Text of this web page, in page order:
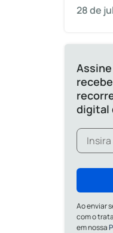
28 de
digital
Ao enviar
com o
em nossa